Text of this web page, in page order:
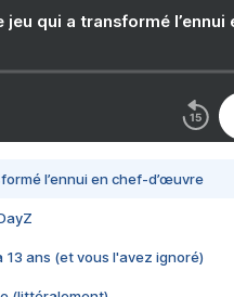
jeu qui a transformé
l’ennui en chef-d’œuvre
13 ans (et vous l'avez ignoré)